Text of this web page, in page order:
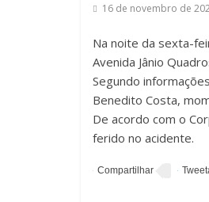
16 de novembro de
Na noite da sexta-
Avenida Jânio
Segundo
Benedito Costa,
De acordo com o
ferido no acidente.